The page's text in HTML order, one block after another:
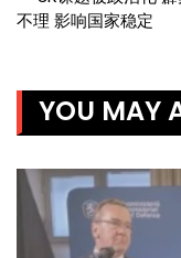
不理 影响国家稳定
YOU MAY